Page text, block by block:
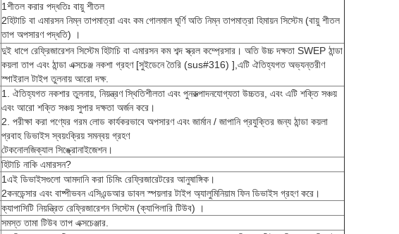
1শীতল করার পদ্ধতিঃ বায়ু শীতল
2হিটাচি বা এমারসন নিম্ন তাপমাত্রা এবং কম গোলমাল ঘূর্ণি অতি নিম্ন তাপমাত্রা হিমায়ন সিস্টেম (বায়ু শীতল
তাপ অপসারণ পদ্ধতি) ।
দুই ধাপে রেফ্রিজারেশন সিস্টেম হিটাচি বা এমারসন কম শব্দ স্ক্রল কম্প্রেসার। অতি উচ্চ দক্ষতা SWEP ঠান্ডা
কয়লা তাপ এবং ঠান্ডা এক্সচেঞ্জ নকশা গ্রহণ [সুইডেনে তৈরি (sus#316) ],এটি ঐতিহ্যগত অভ্যন্তরীণ
স্পাইরাল টাইপ তুলনায় আরো দক্ষ.
1. ঐতিহ্যগত নকশার তুলনায়, নিয়ন্ত্রণ স্থিতিশীলতা এবং পুনরুত্পাদনযোগ্যতা উচ্চতর, এবং এটি শক্তি সঞ্চয়
এবং আরো শক্তি সঞ্চয় সুপার দক্ষতা অর্জন করে।
2. পরীক্ষা করা পণ্যের গরম লোড কার্যকরভাবে অপসারণ এবং জার্মান / জাপানি প্রযুক্তির জন্য ঠান্ডা কয়লা
প্রবাহ ডিভাইস স্বয়ংক্রিয় সমন্বয় গ্রহণ
টেকনোলজিক্যাল সিঙ্ক্রোনাইজেশন।
হিটাচি নাকি এমারসন?
1এই ডিভাইসগুলো আমদানি করা চিমিং রেফ্রিজারেটরের আনুষাঙ্গিক।
2কনডেন্সার এবং বাষ্পীভবন এসিএন্ডআর ডাবল স্পয়লার টাইপ অ্যালুমিনিয়াম ফিন ডিভাইস গ্রহণ করে।
ক্যাপাসিটি নিয়ন্ত্রিত রেফ্রিজারেশন সিস্টেম (ক্যাপিলারি টিউব) ।
সমস্ত তামা টিউব তাপ এক্সচেঞ্জার.